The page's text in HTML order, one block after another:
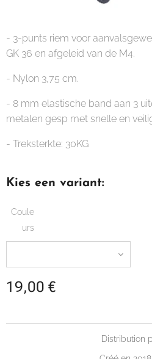
- 3-punts riem voor
GK 36 en afgeleid van de M4.
- Nylon 3,75 cm.
- 8 mm elastische band aan 3
metalen gesp met snelle en
- Treksterkte: 30KG
Kies een variant:
Coule
urs
19,00 €
Distribution